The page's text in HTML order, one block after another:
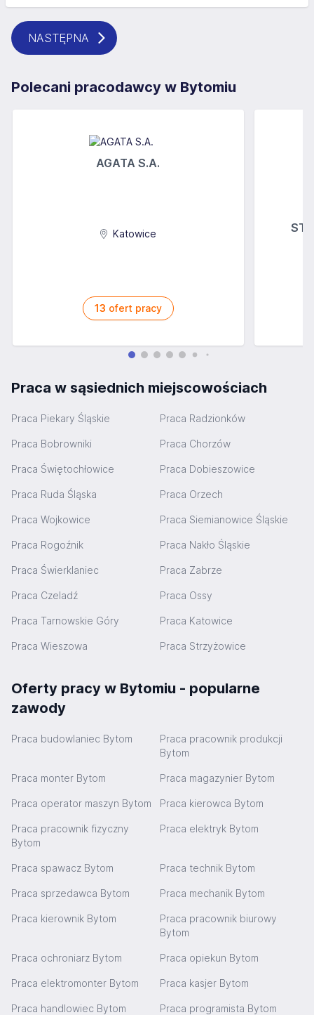
NASTĘPNA
Polecani pracodawcy w Bytomiu
AGATA S.A.
Katowice
13 ofert pracy
Praca w sąsiednich miejscowościach
Praca Piekary Śląskie Praca Radzionków
Praca Bobrowniki Praca Chorzów
Praca Świętochłowice Praca Dobieszowice
Praca Ruda Śląska Praca Orzech
Praca Wojkowice Praca Siemianowice Śląskie
Praca Rogoźnik Praca Nakło Śląskie
Praca Świerklaniec Praca Zabrze
Praca Czeladź Praca Ossy
Praca Tarnowskie Góry Praca Katowice
Praca Wieszowa Praca Strzyżowice
Oferty pracy w Bytomiu - popularne
zawody
Praca budowlaniec Bytom
Praca pracownik produkcji
Bytom
Praca monter Bytom Praca magazynier Bytom
Praca operator maszyn Bytom Praca kierowca Bytom
Praca pracownik fizyczny
Bytom
Praca elektryk Bytom
Praca spawacz Bytom Praca technik Bytom
Praca sprzedawca Bytom Praca mechanik Bytom
Praca kierownik Bytom
Praca pracownik biurowy
Bytom
Praca ochroniarz Bytom Praca opiekun Bytom
Praca elektromonter Bytom Praca kasjer Bytom
Praca handlowiec Bytom Praca programista Bytom